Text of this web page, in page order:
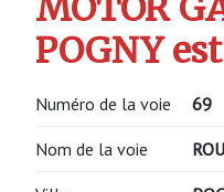
MOTOR
POGNY
Numéro de la voie 69
Nom de la voie